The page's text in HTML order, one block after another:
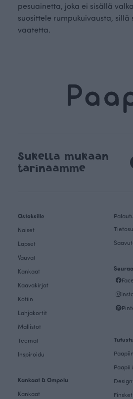
pesuainetta, joka ei sisällä
suosittele rumpukuivausta, sillä
vaatetta.
Sukella mukaan
tarinaamme
Ostoksille
Naiset
Lapset
Vauvat
Kankaat
Kaavakirjat
Kotiin
Lahjakortit
Mallistot
Teemat
Inspiroidu
Kankaat & Ompelu
Kankaat
Tutustu
Paapii
Finsket